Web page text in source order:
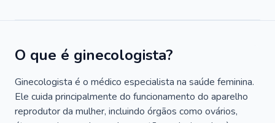
O que é ginecologista?
Ginecologista é o médico especialista na saúde feminina.
Ele cuida principalmente do funcionamento do aparelho
reprodutor da mulher, incluindo órgãos como ovários,